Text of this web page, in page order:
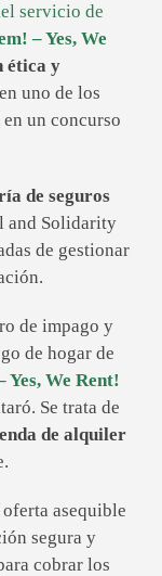
servicio de
– Yes, We
ética y
uno de los
en un concurso
de seguros
and Solidarity
de gestionar
de impago y
de hogar de
Yes, We Rent!
Se trata de
de alquiler
asequible
segura y
cobrar los